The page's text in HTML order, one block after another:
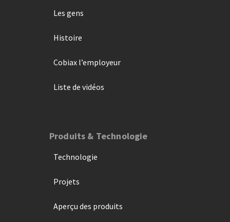
Les gens
Histoire
Cobiax l’employeur
Liste de vidéos
Produits & Technologie
Technologie
Projets
Aperçu des produits